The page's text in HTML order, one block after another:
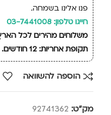
פנו אלינו בשמחה.
חייגו טלפון: 03-7441008
תקופת אחריות: 12 חודשים.
הוספה להשוואה
מק"ט: 92741362